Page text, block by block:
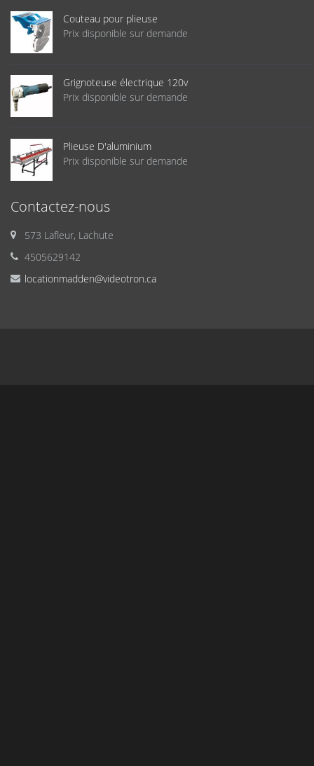
Couteau pour plieuse
Prix disponible sur demande
Grignoteuse électrique 120v
Prix disponible sur demande
Plieuse D'aluminium
Prix disponible sur demande
Contactez-nous
573 Lafleur, Lachute
4505629142
locationmadden@videotron.ca